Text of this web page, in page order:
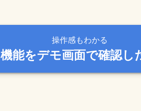
操作感もわかる
機能をデモ画面で確認し